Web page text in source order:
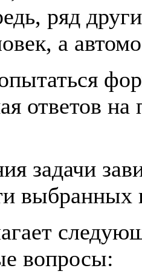
ряд
а
ответов на
задачи
вопросы: